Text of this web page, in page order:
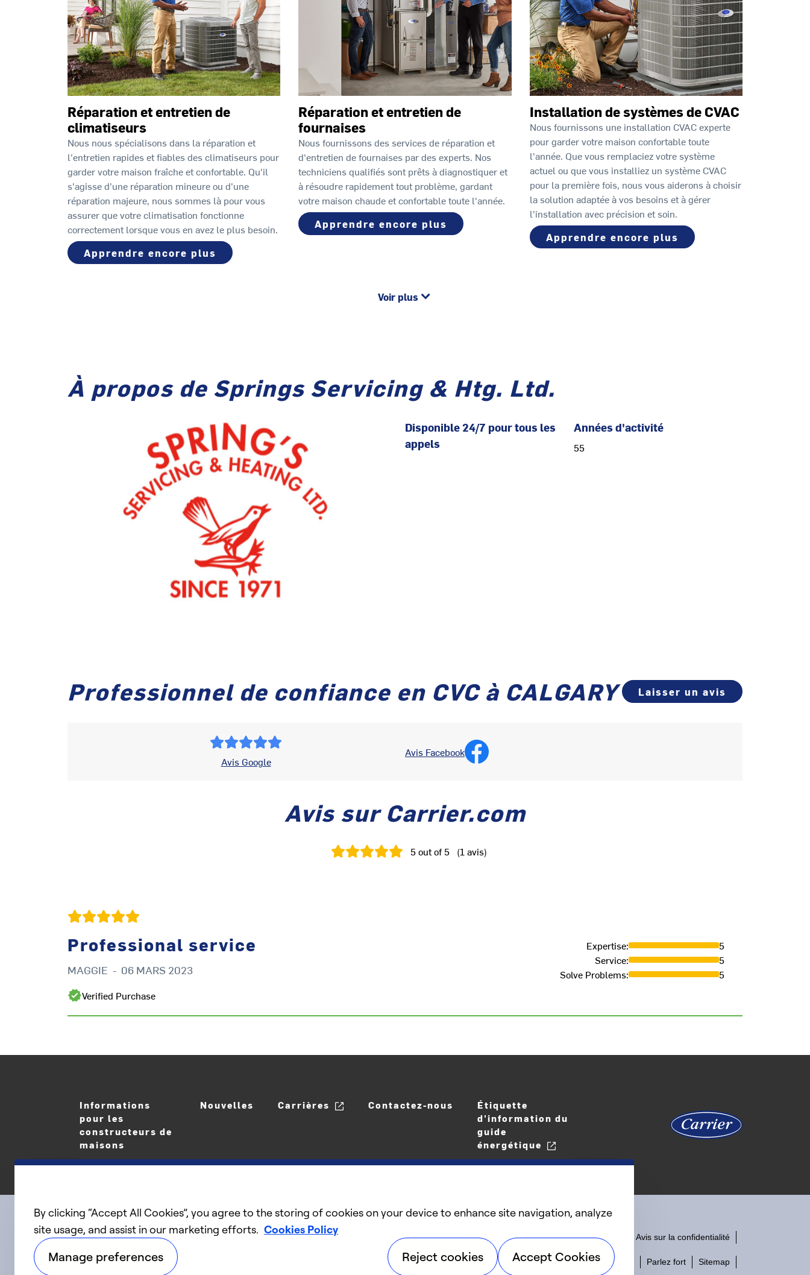
Réparation et entretien de
climatiseurs
Nous nous spécialisons dans la réparation et
l'entretien rapides et fiables des climatiseurs pour
garder votre maison fraîche et confortable. Qu'il
s'agisse d'une réparation mineure ou d'une
réparation majeure, nous sommes là pour vous
assurer que votre climatisation fonctionne
correctement lorsque vous en avez le plus besoin.
Apprendre encore plus
Réparation et entretien de
fournaises
Nous fournissons des services de réparation et
d'entretien de fournaises par des experts. Nos
techniciens qualifiés sont prêts à diagnostiquer et
à résoudre rapidement tout problème, gardant
votre maison chaude et confortable toute l'année.
Apprendre encore plus
Installation de systèmes de CVAC
Nous fournissons une installation CVAC experte
pour garder votre maison confortable toute
l'année. Que vous remplaciez votre système
actuel ou que vous installiez un système CVAC
pour la première fois, nous vous aiderons à choisir
la solution adaptée à vos besoins et à gérer
l'installation avec précision et soin.
Apprendre encore plus
Voir plus
À propos de Springs Servicing & Htg. Ltd.
Disponible 24/7 pour tous les
appels
Années d'activité
55
Professionnel de confiance en CVC à CALGARY Laisser un avis
Avis Google
Avis Facebook
Avis sur Carrier.com
5out of 5 (1 avis)
Professional service
MAGGIE - 06 MARS 2023
Verified Purchase
Expertise:
5
Service:
5
Solve Problems: 5
Informations
pour les
constructeurs de
maisons
Nouvelles Carrières Contactez-nous
Étiquette
d'information du
guide
énergétique
linkedIntwitter
©2025 Carrier. Tous droits réservés. Accessibilité Avis sur la confidentialité
Conditions d'utilisation Parlez fort Sitemap
By clicking “Accept All Cookies”, you agree to the storing of cookies on your device to enhance site navigation, analyze
site usage, and assist in our marketing efforts. Cookies Policy
Manage preferences Reject cookies Accept Cookies